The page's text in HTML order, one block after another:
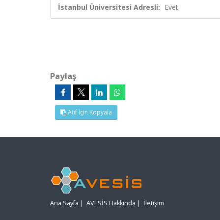
İstanbul Üniversitesi Adresli: Evet
Paylaş
Atıf İçin Kopyala
Ana Sayfa | AVESİS Hakkında | İletişim